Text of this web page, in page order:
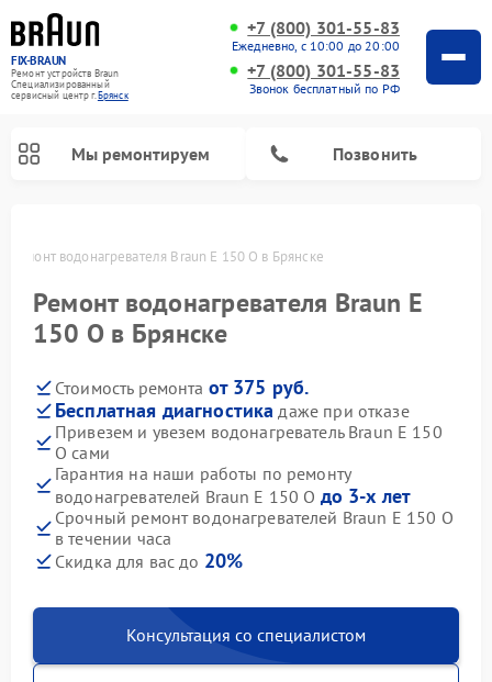
FIX-BRAUN
Ремонт устройств Braun
Специализированный
cервисный центр г.Брянск
+7 (800) 301-55-83
Ежедневно, с 10:00 до 20:00
+7 (800) 301-55-83
Звонок бесплатный по РФ
Мы ремонтируем Позвонить
Ремонт водонагревателя Braun E 150 O в Брянске
Ремонт водонагревателя Braun E
150 O в Брянске
Стоимость ремонта от 375 руб.
Бесплатная диагностика даже при отказе
Привезем и увезем водонагреватель Braun E 150
O сами
Гарантия на наши работы по ремонту
водонагревателей Braun E 150 O до 3-х лет
Срочный ремонт водонагревателей Braun E 150 O
в течении часа
Скидка для вас до 20%
Консультация со специалистом